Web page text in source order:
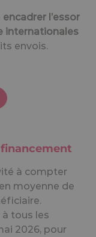
encadrer l’essor
internationales
envois.
à compter
moyenne de
à tous les
2026, pour